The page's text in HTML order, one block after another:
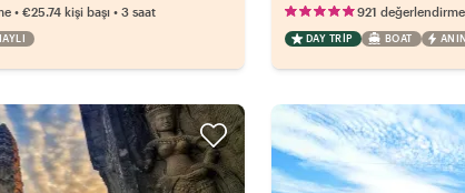
•€25.74 kişi başı •3 saat 921 değerlendirme
DAY TRIP BOAT